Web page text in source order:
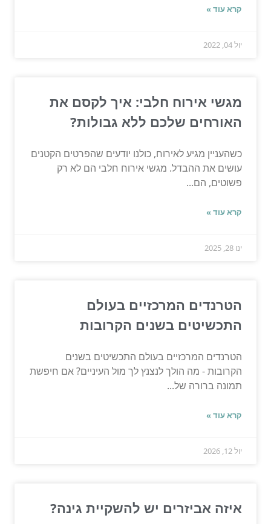
קרא עוד »
יול 04, 2022
מגשי אירוח חלבי: איך לקסם את
האורחים שלכם ללא גבולות?
כשהעניין מגיע לאירוח, כולנו יודעים שהפרטים הקטנים
עושים את ההבדל. מגשי אירוח חלבי הם לא רק
פשוטים, הם...
קרא עוד »
ינו 28, 2025
הטרנדים המרכזיים בעולם
התכשיטים בשנים הקרובות
הטרנדים המרכזיים בעולם התכשיטים בשנים
הקרובות - מה הולך לנצנץ לך מול העיניים? אם חיפשת
תמונה ברורה של...
קרא עוד »
יול 12, 2026
איזה אביזרים יש להשקיית גינה?